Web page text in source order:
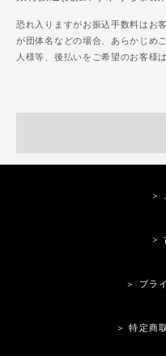
恐れ入りますがお振込手数料はお
が団体名などの場合、あらかじめ
人様等、後払いをご希望のお客様
＞
＞
＞ プラ
＞ 特定商